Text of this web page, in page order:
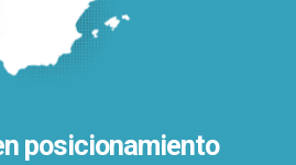
posicionamiento